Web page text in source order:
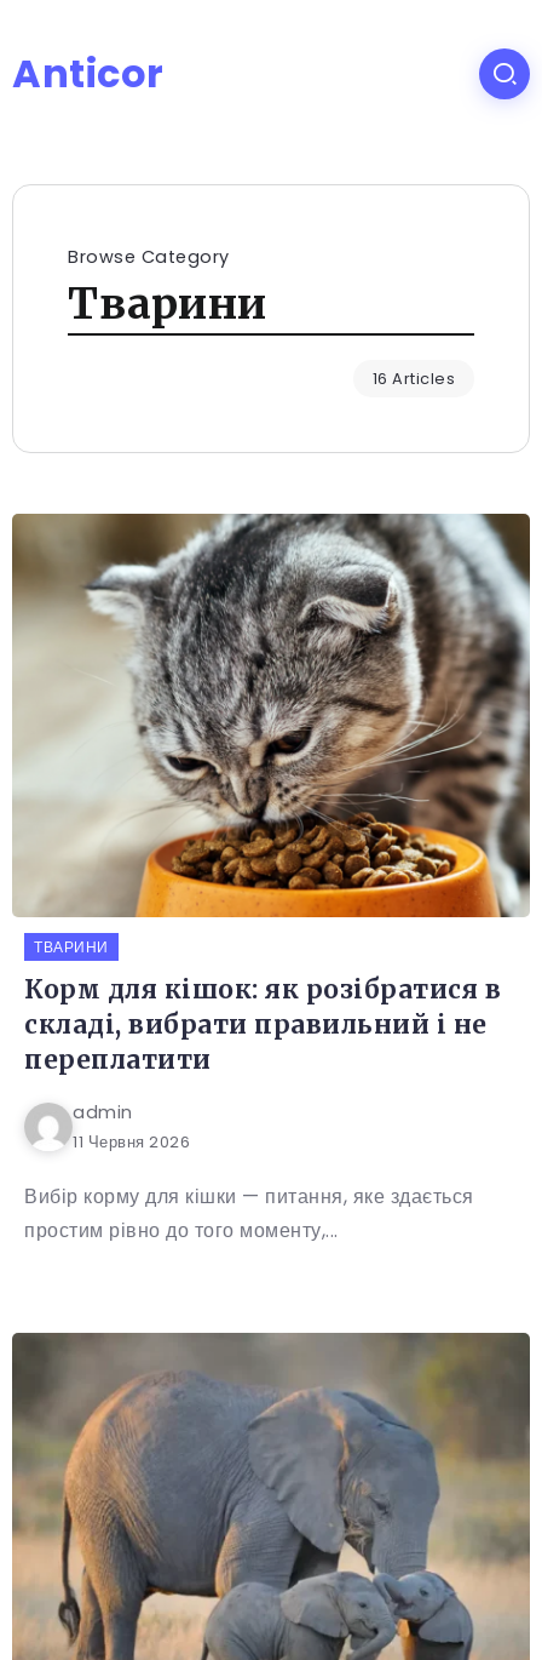
Anticor
Browse Category
Тварини
16 Articles
ТВАРИНИ
Корм для кішок: як розібратися в
складі, вибрати правильний і не
переплатити
admin
11 Червня 2026
Вибір корму для кішки — питання, яке здається
простим рівно до того моменту,...